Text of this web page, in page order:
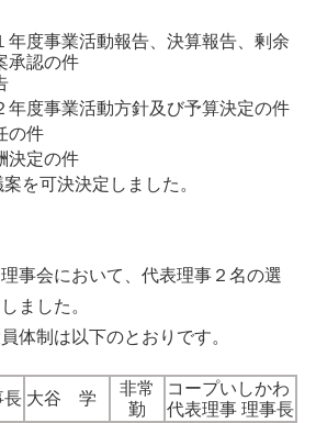
年度事業活動報告、決算報告、剰余
承認の件
年度事業活動方針及び予算決定の件
の件
決定の件
可決決定しました。
事会において、代表理事２名の選
ました。
体制は以下のとおりです。
長 大谷 学
非常
勤
コープいしかわ
代表理事 理事長